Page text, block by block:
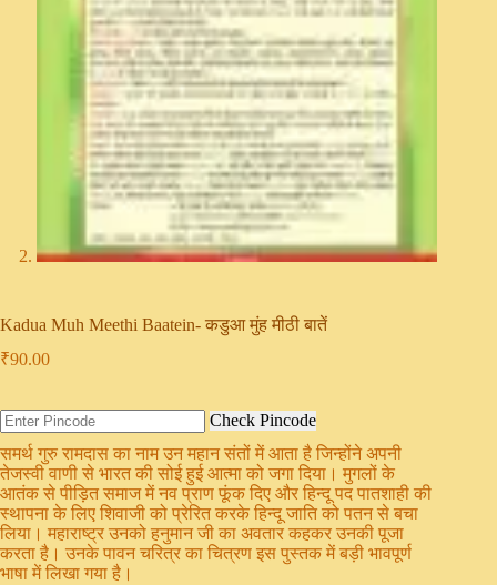
Kadua Muh Meethi Baatein- कडुआ मुंह मीठी बातें
₹90.00
Check Pincode
समर्थ गुरु रामदास का नाम उन महान संतों में आता है जिन्होंने अपनी
तेजस्वी वाणी से भारत की सोई हुई आत्मा को जगा दिया। मुगलों के
आतंक से पीड़ित समाज में नव प्राण फूंक दिए और हिन्दू पद पातशाही की
स्थापना के लिए शिवाजी को प्रेरित करके हिन्दू जाति को पतन से बचा
लिया। महाराष्ट्र उनको हनुमान जी का अवतार कहकर उनकी पूजा
करता है। उनके पावन चरित्र का चित्रण इस पुस्तक में बड़ी भावपूर्ण
भाषा में लिखा गया है।